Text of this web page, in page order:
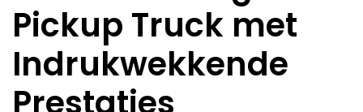
Pickup Truck met
Indrukwekkende